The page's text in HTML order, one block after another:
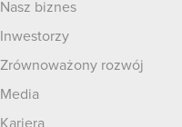
Nasz biznes
Inwestorzy
Zrównoważony rozwój
Media
Kariera